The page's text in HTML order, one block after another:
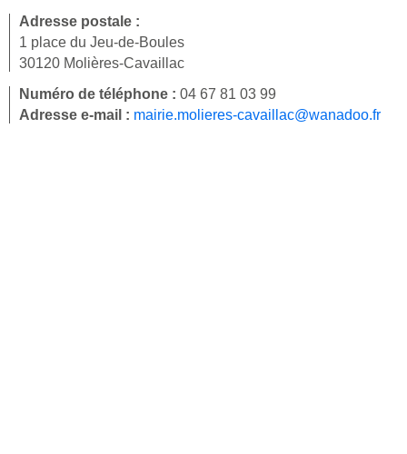
Adresse postale :
1 place du Jeu-de-Boules
30120 Molières-Cavaillac
Numéro de téléphone : 04 67 81 03 99
Adresse e-mail : mairie.molieres-cavaillac@wanadoo.fr